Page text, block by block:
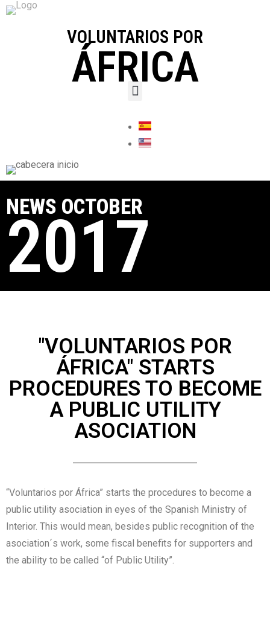
VOLUNTARIOS POR
ÁFRICA
NEWS OCTOBER
2017
"VOLUNTARIOS POR
ÁFRICA" STARTS
PROCEDURES TO BECOME
A PUBLIC UTILITY
ASOCIATION
“Voluntarios por África” starts the procedures to become a
public utility asociation in eyes of the Spanish Ministry of
Interior. This would mean, besides public recognition of the
asociation´s work, some fiscal benefits for supporters and
the ability to be called “of Public Utility”.